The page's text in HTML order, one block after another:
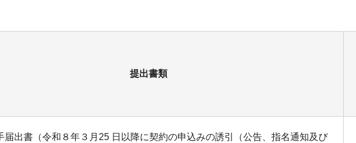
提出書類
届出書（令和８年３月25 日以降に契約の申込みの誘引（公告、指名通知及び